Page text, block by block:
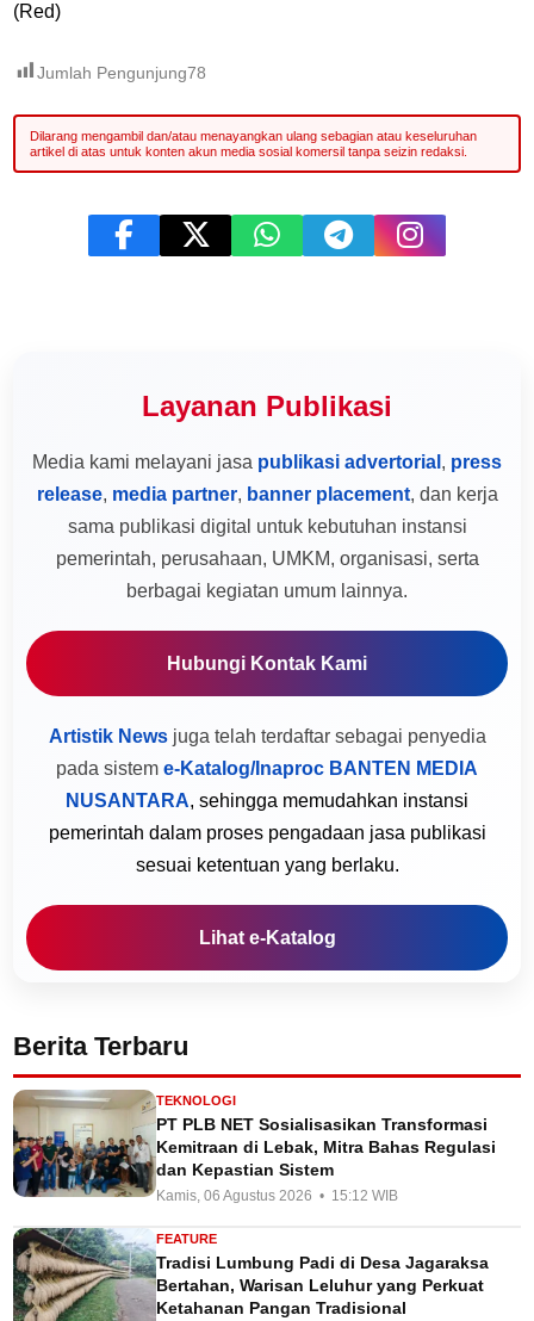
(Red)
Jumlah Pengunjung78
Layanan Publikasi
Media kami melayani jasa publikasi advertorial , press
release, media partner, banner placement, dan kerja
sama publikasi digital untuk kebutuhan instansi
pemerintah, perusahaan, UMKM, organisasi, serta
berbagai kegiatan umum lainnya.
Hubungi Kontak Kami
Artistik Newsjuga telah terdaftar sebagai penyedia
pada sistem e-Katalog/Inaproc BANTEN MEDIA
NUSANTARA, sehingga memudahkan instansi
pemerintah dalam proses pengadaan jasa publikasi
sesuai ketentuan yang berlaku.
Lihat e-Katalog
Berita Terbaru
TEKNOLOGI
PT PLB NET Sosialisasikan Transformasi
Kemitraan di Lebak, Mitra Bahas Regulasi
dan Kepastian Sistem
Kamis, 06 Agustus 2026 • 15:12 WIB
FEATURE
Tradisi Lumbung Padi di Desa Jagaraksa
Bertahan, Warisan Leluhur yang Perkuat
Ketahanan Pangan Tradisional